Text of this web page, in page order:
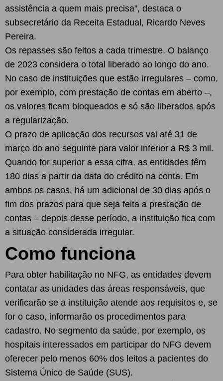
assistência a quem mais precisa”, destaca o
subsecretário da Receita Estadual, Ricardo Neves
Pereira.
Os repasses são feitos a cada trimestre. O balanço
de 2023 considera o total liberado ao longo do ano.
No caso de instituições que estão irregulares – como,
por exemplo, com prestação de contas em aberto –,
os valores ficam bloqueados e só são liberados após
a regularização.
O prazo de aplicação dos recursos vai até 31 de
março do ano seguinte para valor inferior a R$ 3 mil.
Quando for superior a essa cifra, as entidades têm
180 dias a partir da data do crédito na conta. Em
ambos os casos, há um adicional de 30 dias após o
fim dos prazos para que seja feita a prestação de
contas – depois desse período, a instituição fica com
a situação considerada irregular.
Como funciona
Para obter habilitação no NFG, as entidades devem
contatar as unidades das áreas responsáveis, que
verificarão se a instituição atende aos requisitos e, se
for o caso, informarão os procedimentos para
cadastro. No segmento da saúde, por exemplo, os
hospitais interessados em participar do NFG devem
oferecer pelo menos 60% dos leitos a pacientes do
Sistema Único de Saúde (SUS).